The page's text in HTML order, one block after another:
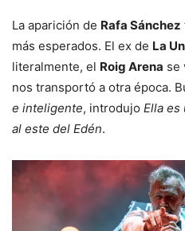
La aparición de Rafa Sánchez
más esperados. El ex de La
literalmente, el Roig Arena se
nos transportó a otra época.
e inteligente, introdujo Ella es
al este del Edén.